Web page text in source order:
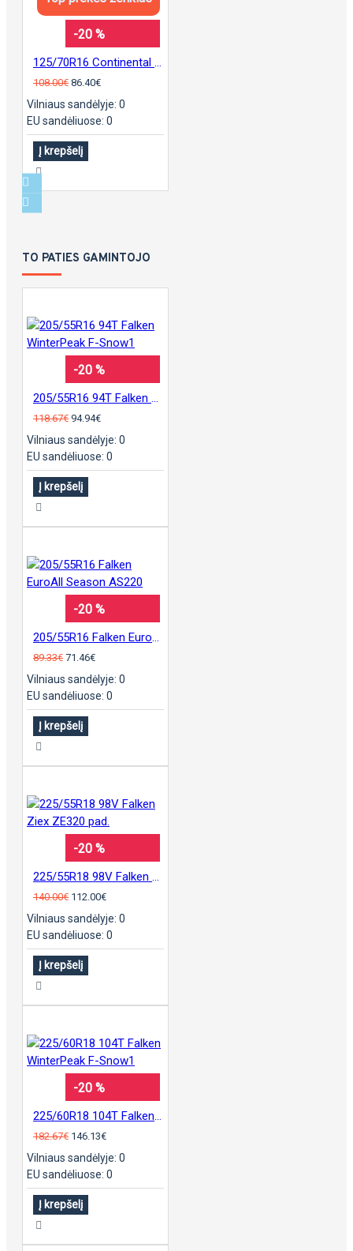
-20 %
108.00€ 86.40€
Vilniaus sandėlyje: 0
EU sandėliuose: 0
Į krepšelį
TO PATIES GAMINTOJO
-20 %
118.67€ 94.94€
Vilniaus sandėlyje: 0
EU sandėliuose: 0
Į krepšelį
-20 %
89.33€ 71.46€
Vilniaus sandėlyje: 0
EU sandėliuose: 0
Į krepšelį
-20 %
140.00€ 112.00€
Vilniaus sandėlyje: 0
EU sandėliuose: 0
Į krepšelį
-20 %
182.67€ 146.13€
Vilniaus sandėlyje: 0
EU sandėliuose: 0
Į krepšelį